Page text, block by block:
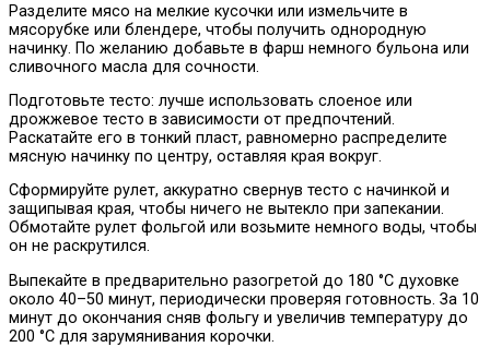
Разделите мясо на мелкие кусочки или измельчите в
мясорубке или блендере, чтобы получить однородную
начинку. По желанию добавьте в фарш немного бульона или
сливочного масла для сочности.
Подготовьте тесто: лучше использовать слоеное или
дрожжевое тесто в зависимости от предпочтений.
Раскатайте его в тонкий пласт, равномерно распределите
мясную начинку по центру, оставляя края вокруг.
Сформируйте рулет, аккуратно свернув тесто с начинкой и
защипывая края, чтобы ничего не вытекло при запекании.
Обмотайте рулет фольгой или возьмите немного воды, чтобы
он не раскрутился.
Выпекайте в предварительно разогретой до 180 °C духовке
около 40–50 минут, периодически проверяя готовность. За 10
минут до окончания сняв фольгу и увеличив температуру до
200 °C для зарумянивания корочки.